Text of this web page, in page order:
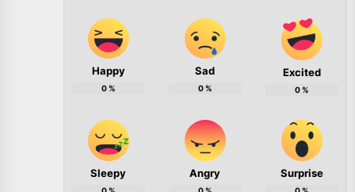
Happy
0%
Sad
0%
Excited
0%
Sleepy Angry Surprise